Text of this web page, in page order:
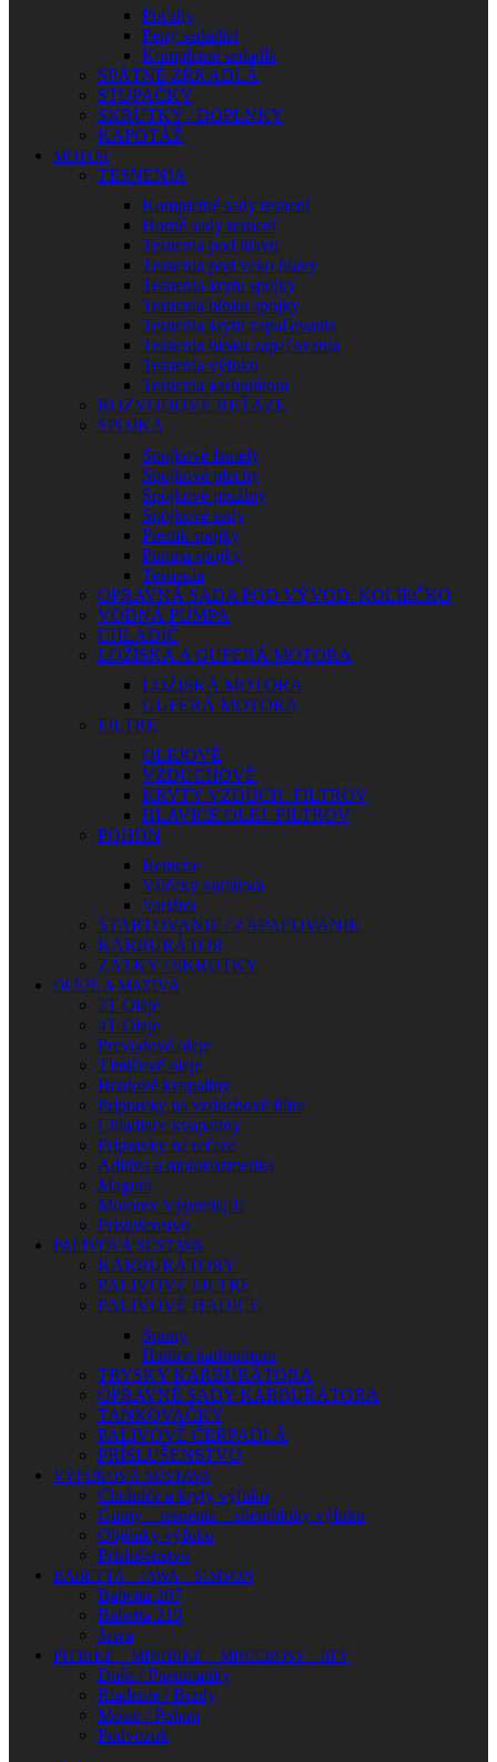
Poťahy
Peny sedadiel
Kompletné sedadlá
SPÄTNÉ ZRKADLÁ
STUPAČKY
SKRUTKY / DOPLNKY
KAPOTÁŽ
MOTOR
TESNENIA
Kompletné sady tesnení
Horné sady tesnení
Tesnenia pod hlavu
Tesnenia pod veko hlavy
Tesnenia krytu spojky
Tesnenia bloku spojky
Tesnenia krytu zapaľovania
Tesnenia bloku zapaľovania
Tesnenia výfuku
Tesnenia karburátora
ROZVODOVÉ REŤAZE
SPOJKA
Spojkové lamely
Spojkové plechy
Spojkové pružiny
Spojkové sady
Piestik spojky
Pumpa spojky
Tesnenia
OPRAVNÁ SADA POD VÝVOD. KOLIEČKO
VODNÁ PUMPA
CHLADIČ
LOŽISKÁ A GUFERÁ MOTORA
LOŽISKÁ MOTORA
GUFERÁ MOTORA
FILTRE
OLEJOVÉ
VZDUCHOVÉ
KRYTY VZDUCH. FILTROV
HLAVICE OLEJ. FILTROV
POHON
Remene
Valčeky variátora
Variátor
ŠTARTOVANIE / ZAPAĽOVANIE
KARBURÁTOR
ZÁTKY / SKRUTKY
OLEJE A MAZIVÁ
2T Oleje
4T Oleje
Prevodové oleje
Tlmičové oleje
Brzdové kvapaliny
Prípravky na vzduchové filtre
Chladiace kvapaliny
Prípravky na reťaze
Aditíva a motokozmetika
Magura
Motorex Výpredaj!!!
Príslušenstvo
PALIVOVÁ SÚSTAVA
KARBURÁTORY
PALIVOVÉ FILTRE
PALIVOVÉ HADICE
Spony
Hadice karburátora
TRYSKY KARBURÁTORA
OPRAVNÉ SADY KARBURÁTORA
TANKOVAČKY
PALIVOVÉ ČERPADLÁ
PRÍSLUŠENSTVO
VÝFUKOVÁ SÚSTAVA
Chrániče a kryty výfuku
Gumy – tesnenia – silentbloky výfuku
Objímky výfuku
Príslušenstvo
BABETTA – JAWA – SIMSON
Babetta 207
Babetta 210
Jawa
PITBIKE – MINIBIKE – MINICROSS – ATV
Duše / Pneumatiky
Riadenie / Brzdy
Motor / Pohon
Podvozok